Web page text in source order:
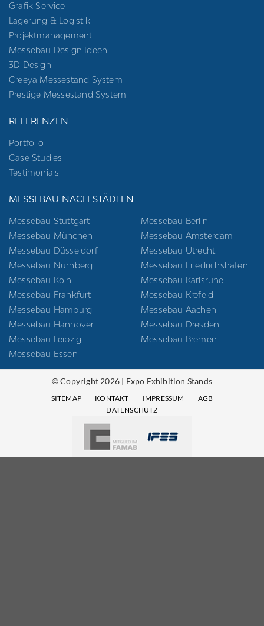
Grafik Service
Lagerung & Logistik
Projektmanagement
Messebau Design Ideen
3D Design
Creeya Messestand System
Prestige Messestand System
REFERENZEN
Portfolio
Case Studies
Testimonials
MESSEBAU NACH STÄDTEN
Messebau Stuttgart
Messebau München
Messebau Düsseldorf
Messebau Nürnberg
Messebau Köln
Messebau Frankfurt
Messebau Hamburg
Messebau Hannover
Messebau Leipzig
Messebau Essen
Messebau Berlin
Messebau Amsterdam
Messebau Utrecht
Messebau Friedrichshafen
Messebau Karlsruhe
Messebau Krefeld
Messebau Aachen
Messebau Dresden
Messebau Bremen
© Copyright 2026 | Expo Exhibition Stands
SITEMAP KONTAKT IMPRESSUM
AGB
DATENSCHUTZ